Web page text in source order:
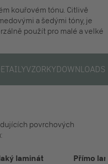
kouřovém tónu. Citlivě
a šedými tóny, je
použít pro malé a velké
VZORKYDOWNLOADS
povrchových
laminát
Přímo